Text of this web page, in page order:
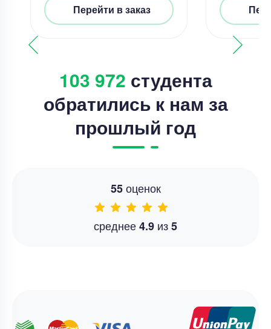
Перейти в заказ
103 972 студента
обратились к нам за
прошлый год
55оценок
среднее4.9 из5